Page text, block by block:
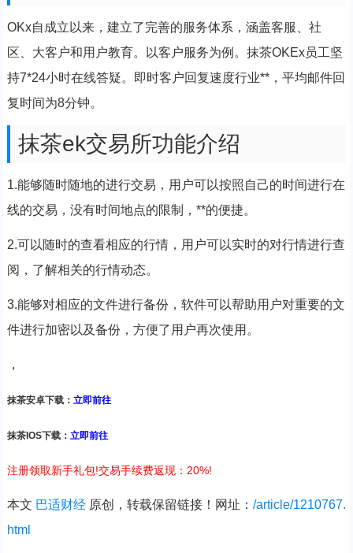
OKx自成立以来，建立了完善的服务体系，涵盖客服、社
区、大客户和用户教育。以客户服务为例。抹茶OKEx员工坚
持7*24小时在线答疑。即时客户回复速度行业**，平均邮件回
复时间为8分钟。
抹茶ek交易所功能介绍
1.能够随时随地的进行交易，用户可以按照自己的时间进行在
线的交易，没有时间地点的限制，**的便捷。
2.可以随时的查看相应的行情，用户可以实时的对行情进行查
阅，了解相关的行情动态。
3.能够对相应的文件进行备份，软件可以帮助用户对重要的文
件进行加密以及备份，方便了用户再次使用。
，
抹茶安卓下载： 立即前往
抹茶IOS下载： 立即前往
注册领取新手礼包!交易手续费返现：20%!
本文 巴适财经原创，转载保留链接！网址： /article/1210767.
html